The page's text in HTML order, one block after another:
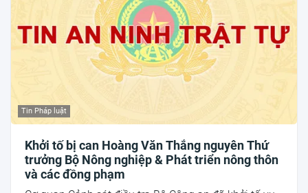
Tin Pháp luật
Khởi tố bị can Hoàng Văn Thắng nguyên Thứ
trưởng Bộ Nông nghiệp & Phát triển nông thôn
và các đồng phạm